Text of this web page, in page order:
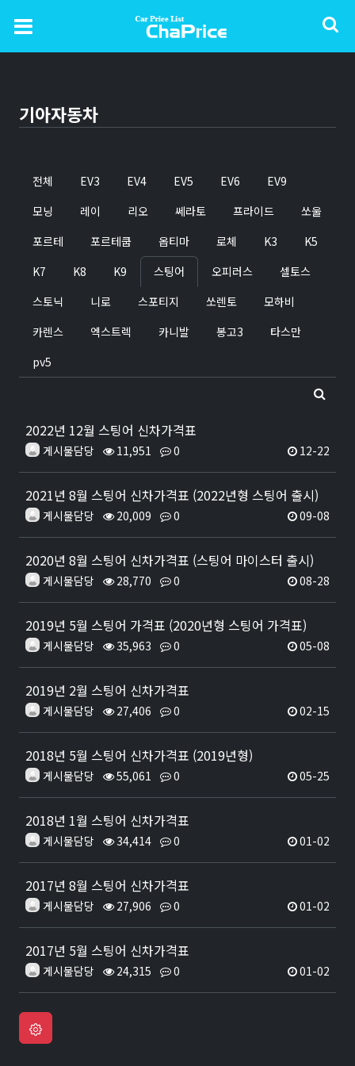
기아자동차
전체 EV3 EV4 EV5 EV6
EV9
모닝
레이 리오 쎄라토 프라이드
쏘울
포르테
포르테쿱 옵티마 로체 K3
K5
K7
K8 K9 스팅어 오피러스
셀토스
스토닉
니로 스포티지 쏘렌토
모하비
카렌스
엑스트렉 카니발 봉고3
타스만
pv5
2022년 12월 스팅어 신차가격표
게시물담당 11,951 0 12-22
2021년 8월 스팅어 신차가격표 (2022년형 스팅어 출시)
게시물담당 20,009 0 09-08
2020년 8월 스팅어 신차가격표 (스팅어 마이스터 출시)
게시물담당 28,770 0 08-28
2019년 5월 스팅어 가격표 (2020년형 스팅어 가격표)
게시물담당 35,963 0 05-08
2019년 2월 스팅어 신차가격표
게시물담당 27,406 0 02-15
2018년 5월 스팅어 신차가격표 (2019년형)
게시물담당 55,061 0 05-25
2018년 1월 스팅어 신차가격표
게시물담당 34,414 0 01-02
2017년 8월 스팅어 신차가격표
게시물담당 27,906 0 01-02
2017년 5월 스팅어 신차가격표
게시물담당 24,315 0 01-02